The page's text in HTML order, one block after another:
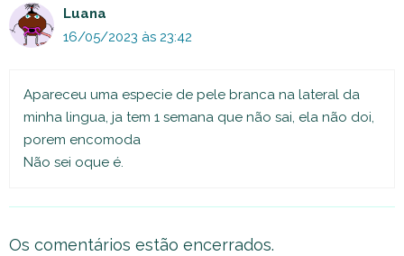
Luana
16/05/2023 às 23:42
Apareceu uma especie de pele branca na lateral da
minha lingua, ja tem 1 semana que não sai, ela não doi,
porem encomoda
Não sei oque é.
Os comentários estão encerrados.